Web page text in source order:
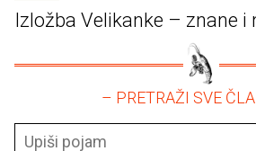
Izložba Velikanke – znane i
– PRETRAŽI SVE